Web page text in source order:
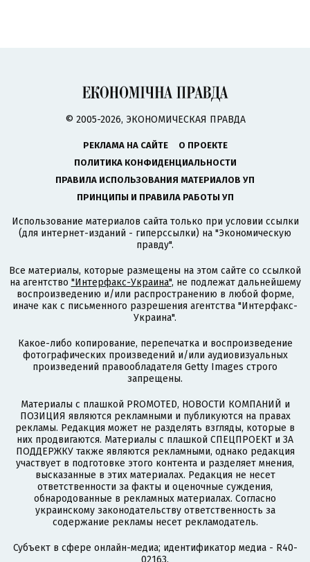
© 2005-2026, ЭКОНОМИЧЕСКАЯ ПРАВДА
РЕКЛАМА НА САЙТЕ
О ПРОЕКТЕ
ПОЛИТИКА КОНФИДЕНЦИАЛЬНОСТИ
ПРАВИЛА ИСПОЛЬЗОВАНИЯ МАТЕРИАЛОВ УП
ПРИНЦИПЫ И ПРАВИЛА РАБОТЫ УП
Использование материалов сайта только при условии ссылки
(для интернет-изданий - гиперссылки) на "Экономическую
правду".
Все материалы, которые размещены на этом сайте со ссылкой
на агентство "Интерфакс-Украина", не подлежат дальнейшему
воспроизведению и/или распространению в любой форме,
иначе как с письменного разрешения агентства "Интерфакс-
Украина".
Какое-либо копирование, перепечатка и воспроизведение
фотографических произведений и/или аудиовизуальных
произведений правообладателя Getty Images строго
запрещены.
Материалы с плашкой PROMOTED, НОВОСТИ КОМПАНИЙ и
ПОЗИЦИЯ являются рекламными и публикуются на правах
рекламы. Редакция может не разделять взгляды, которые в
них продвигаются. Материалы с плашкой СПЕЦПРОЕКТ и ЗА
ПОДДЕРЖКУ также являются рекламными, однако редакция
участвует в подготовке этого контента и разделяет мнения,
высказанные в этих материалах. Редакция не несет
ответственности за факты и оценочные суждения,
обнародованные в рекламных материалах. Согласно
украинскому законодательству ответственность за
содержание рекламы несет рекламодатель.
Субъект в сфере онлайн-медиа; идентификатор медиа - R40-